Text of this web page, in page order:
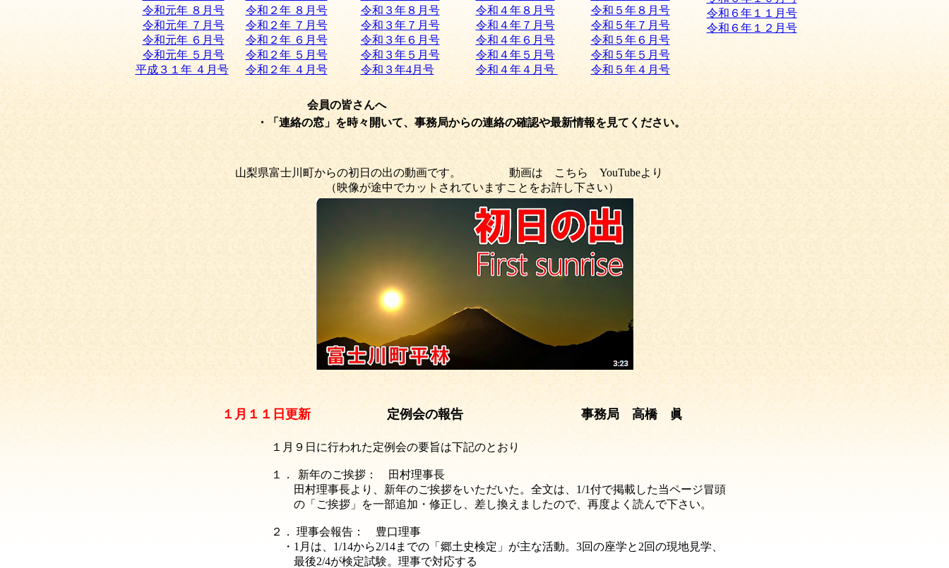
令和元年 ８月号
令和元年 ７月号
令和元年 ６月号
令和元年 ５月号
平成３１年 ４月号
令和２年 ８月号
令和２年 ７月号
令和２年 ６月号
令和２年 ５月号
令和２年 ４月号
令和３年８月号
令和３年７月号
令和３年６月号
令和３年５月号
令和３年4月号
令和４年８月号
令和４年７月号
令和４年６月号
令和４年５月号
令和４年４月号
令和５年８月号
令和５年７月号
令和５年６月号
令和５年５月号
令和５年４月号
令和６年１１月号
令和６年１２月号
会員の皆さんへ
・「連絡の窓」を時々開いて、事務局からの連絡の確認や最新情報を見てください。
山梨県富士川町からの初日の出の動画です。 動画は こちらYouTubeより
（映像が途中でカットされていますことをお許し下さい）
１月１１日更新 定例会の報告事務局 高橋 眞
１月９日に行われた定例会の要旨は下記のとおり
１．
新年のご挨拶： 田村理事長
田村理事長より、新年のご挨拶をいただいた。全文は、1/1付で掲載した当ページ冒頭
の「ご挨拶」を一部追加・修正し、差し換えましたので、再度よく読んで下さい。
２． 理事会報告： 豊口理事
・1月は、1/14から2/14までの「郷土史検定」が主な活動。3回の座学と2回の現地見学、
最後2/4が検定試験。理事で対応する